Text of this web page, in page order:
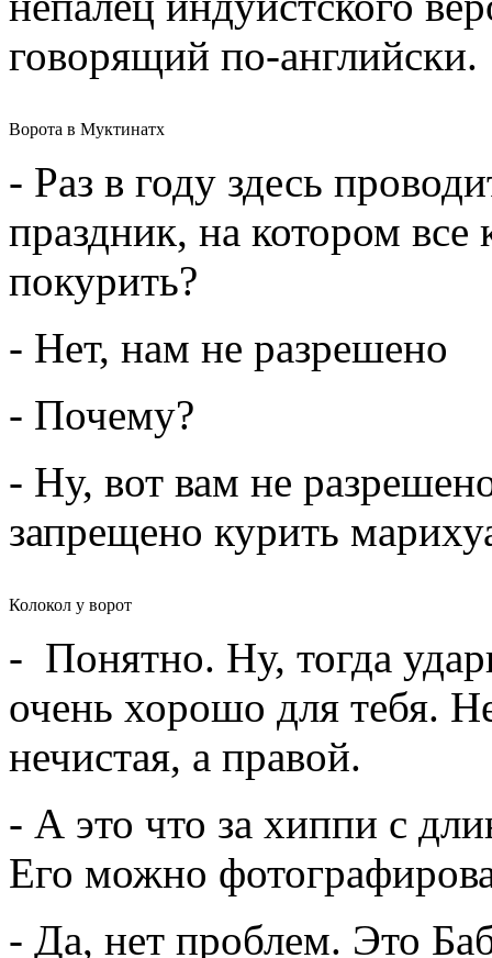
говорящий по-английски.
Ворота в Муктинатх
- Раз в году здесь
праздник, на котором
покурить?
- Нет, нам не разрешено
- Почему?
- Ну, вот вам не
запрещено курить
Колокол у ворот
- Понятно. Ну, тогда
очень хорошо для тебя.
нечистая, а правой.
- А это что за хиппи с
Его можно
- Да, нет проблем. Это